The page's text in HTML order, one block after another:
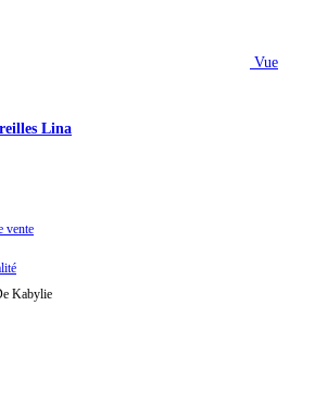
Vue
Lina
vente
Kabylie